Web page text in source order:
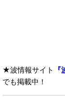
★波情報サイト
でも掲載中！